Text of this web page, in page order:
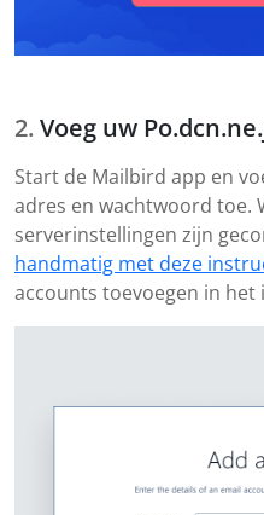
Voeg uw
Start de Mailbird app en
adres en wachtwoord toe.
serverinstellingen zijn
handmatig met deze
accounts toevoegen in het